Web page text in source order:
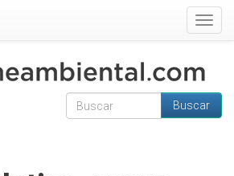
Formulario de
Buscar